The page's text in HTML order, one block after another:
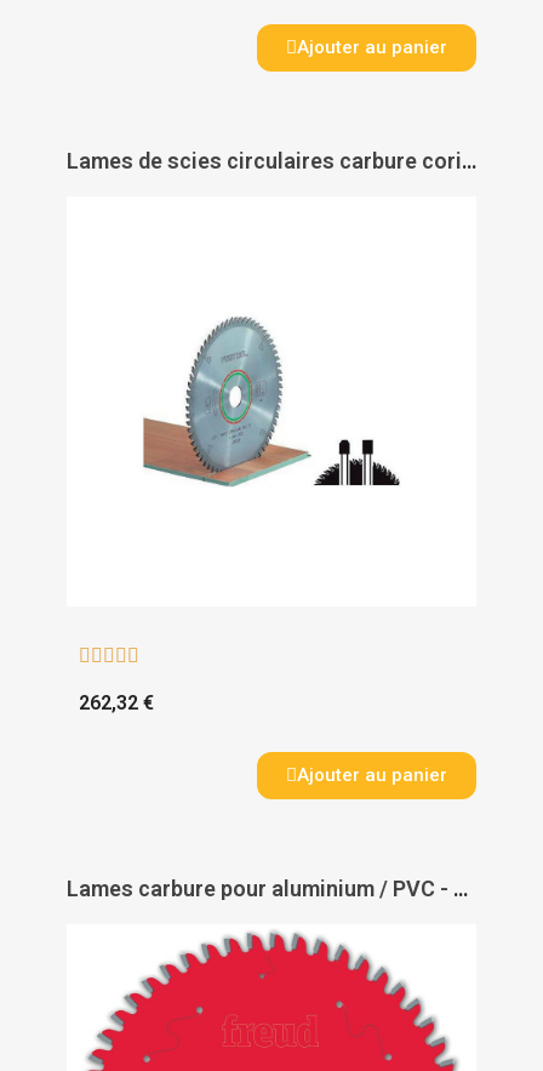
Ajouter au panier
Lames de scies circulaires carbure corian Festool - FESTOOL
    
262,32 €
Ajouter au panier
Lames carbure pour aluminium / PVC - FREUD